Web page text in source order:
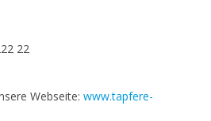
22
Webseite: www.tapfere-